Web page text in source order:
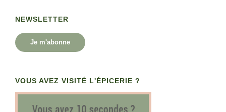
NEWSLETTER
Je m'abonne
VOUS AVEZ VISITÉ L'ÉPICERIE ?